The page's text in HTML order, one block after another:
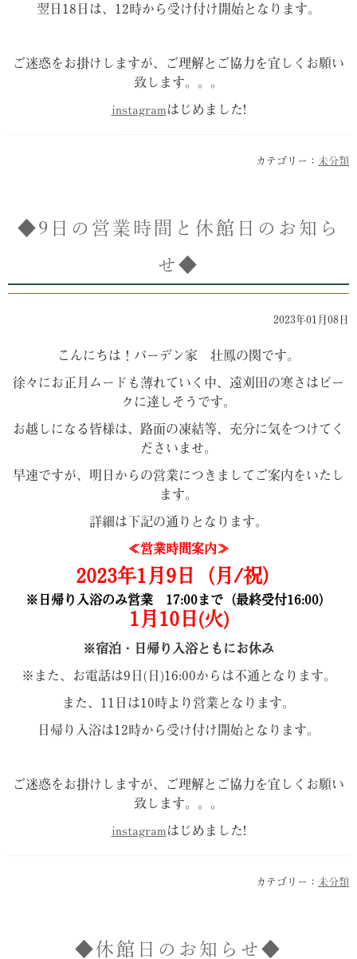
翌日18日は、12時から受け付け開始となります。
ご迷惑をお掛けしますが、ご理解とご協力を宜しくお願い
致します。。。
instagramはじめました!
カテゴリー： 未分類
◆9日の営業時間と休館日のお知ら
せ◆
2023年01月08日
こんにちは！バーデン家 壮鳳の関です。
徐々にお正月ムードも薄れていく中、遠刈田の寒さはピー
クに達しそうです。
お越しになる皆様は、路面の凍結等、充分に気をつけてく
ださいませ。
早速ですが、明日からの営業につきましてご案内をいたし
ます。
詳細は下記の通りとなります。
≪営業時間案内≫
2023年1月9日（月/祝）
※日帰り入浴のみ営業 17:00まで（最終受付16:00）
1月10日(火)
※宿泊・日帰り入浴ともにお休み
※また、お電話は9日(日)16:00からは不通となります。
また、11日は10時より営業となります。
日帰り入浴は12時から受け付け開始となります。
ご迷惑をお掛けしますが、ご理解とご協力を宜しくお願い
致します。。。
instagramはじめました!
カテゴリー： 未分類
◆休館日のお知らせ◆